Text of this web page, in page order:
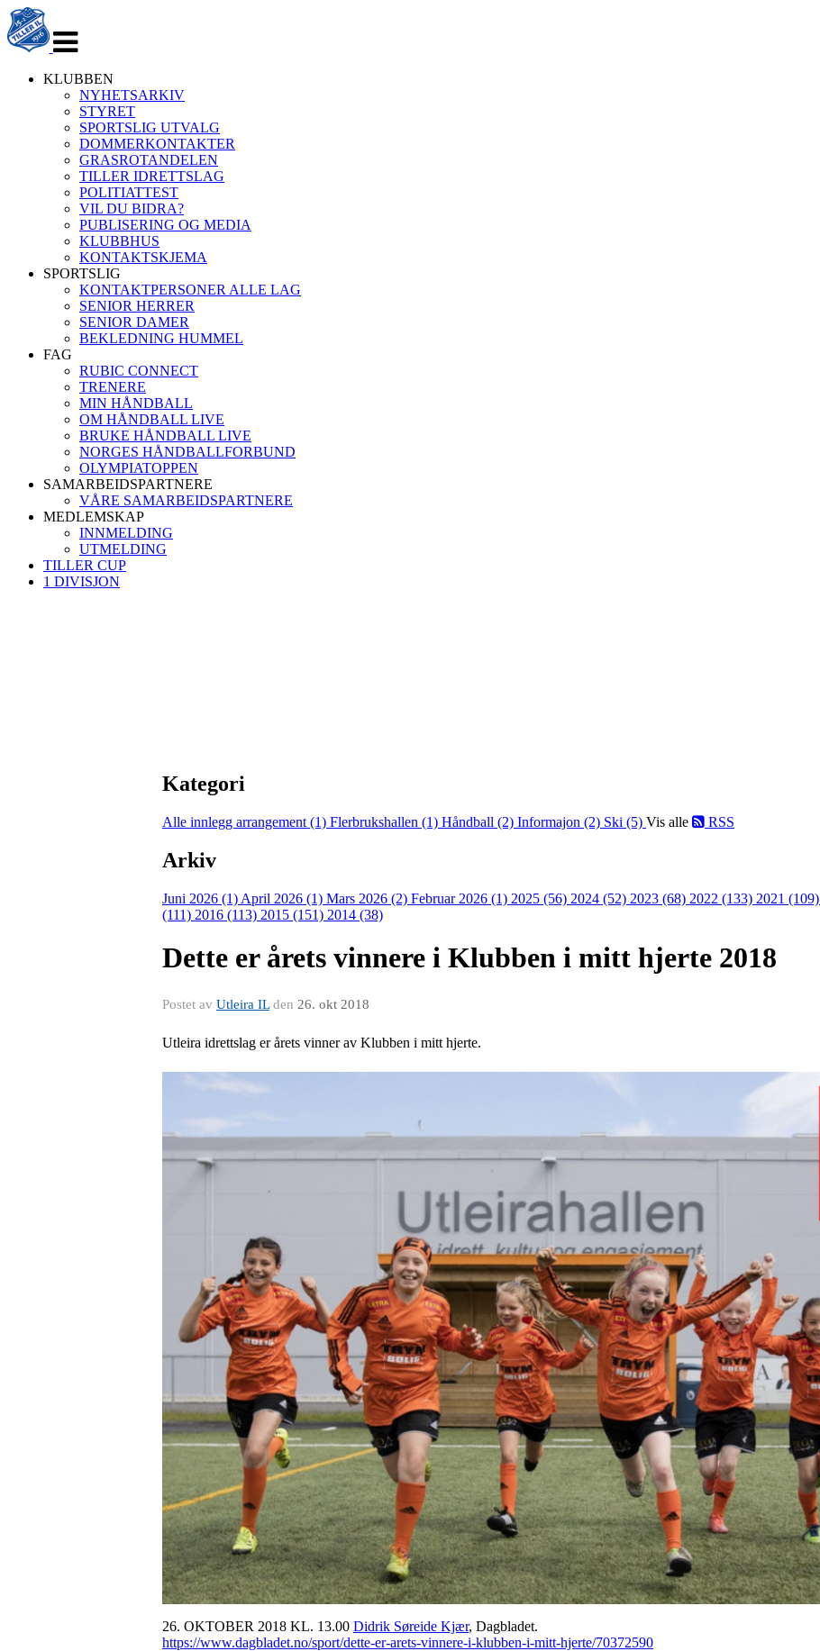
navigasjon
KLUBBEN
NYHETSARKIV
STYRET
SPORTSLIG UTVALG
DOMMERKONTAKTER
GRASROTANDELEN
TILLER IDRETTSLAG
POLITIATTEST
VIL DU BIDRA?
PUBLISERING OG MEDIA
KLUBBHUS
KONTAKTSKJEMA
SPORTSLIG
KONTAKTPERSONER ALLE LAG
SENIOR HERRER
SENIOR DAMER
BEKLEDNING HUMMEL
FAG
RUBIC CONNECT
TRENERE
MIN HÅNDBALL
OM HÅNDBALL LIVE
BRUKE HÅNDBALL LIVE
NORGES HÅNDBALLFORBUND
OLYMPIATOPPEN
SAMARBEIDSPARTNERE
VÅRE SAMARBEIDSPARTNERE
MEDLEMSKAP
INNMELDING
UTMELDING
TILLER CUP
1 DIVISJON
Kategori
Alle innlegg arrangement (1) Flerbrukshallen (1) Håndball (2) Informajon (2) Ski (5) Vis alle RSS
Arkiv
Juni 2026 (1) April 2026 (1) Mars 2026 (2) Februar 2026 (1) 2025 (56) 2024 (52) 2023 (68) 2022 (133) 2021 (109)
(111) 2016 (113) 2015 (151) 2014 (38)
Dette er årets vinnere i Klubben i mitt hjerte 2018
Postet av Utleira ILden 26. okt 2018
Utleira idrettslag er årets vinner av Klubben i mitt hjerte.
26. OKTOBER 2018 KL. 13.00 Didrik Søreide Kjær, Dagbladet.
https://www.dagbladet.no/sport/dette-er-arets-vinnere-i-klubben-i-mitt-hjerte/70372590